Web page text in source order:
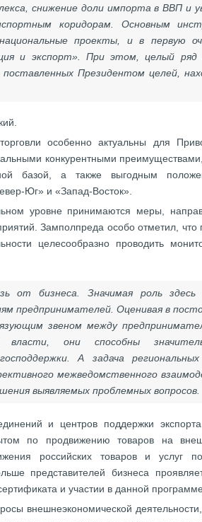
снижение доли импорта в ВВП и
коридорам. Основным
проекты, и в первую
и экспорт». При этом, целый ряд
Президентом целей,
особенно актуальны для
конкурентными
базой, а также выгодным
Юг» и «Запад-Восток».
уровне принимаются меры,
Замполпреда особо отметил, что
целесообразно проводить
от бизнеса. Значимая роль здесь
предпринимателей. Оценивая в
звеном между
власти, они способны
А задача
межведомственного
выявляемых проблемных вопросов.
и центров поддержки
по продвижению товаров на
российских товаров и услуг
представителей бизнеса
и участии в данной
внешнеэкономической